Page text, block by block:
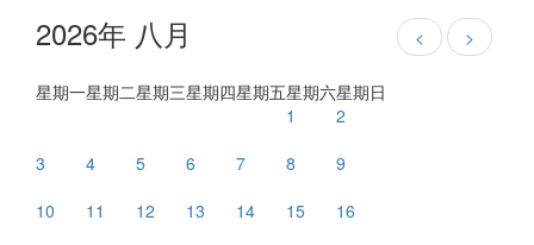
2026年 八月
< >
星期一星期二星期三星期四星期五星期六星期日
1
2
3
4 5 6 7 8
9
10
11 12 13 14 15
16